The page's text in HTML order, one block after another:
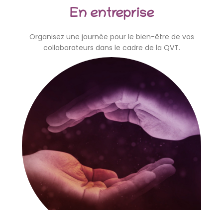
En entreprise
Organisez une journée pour le bien-être de vos
collaborateurs dans le cadre de la QVT.